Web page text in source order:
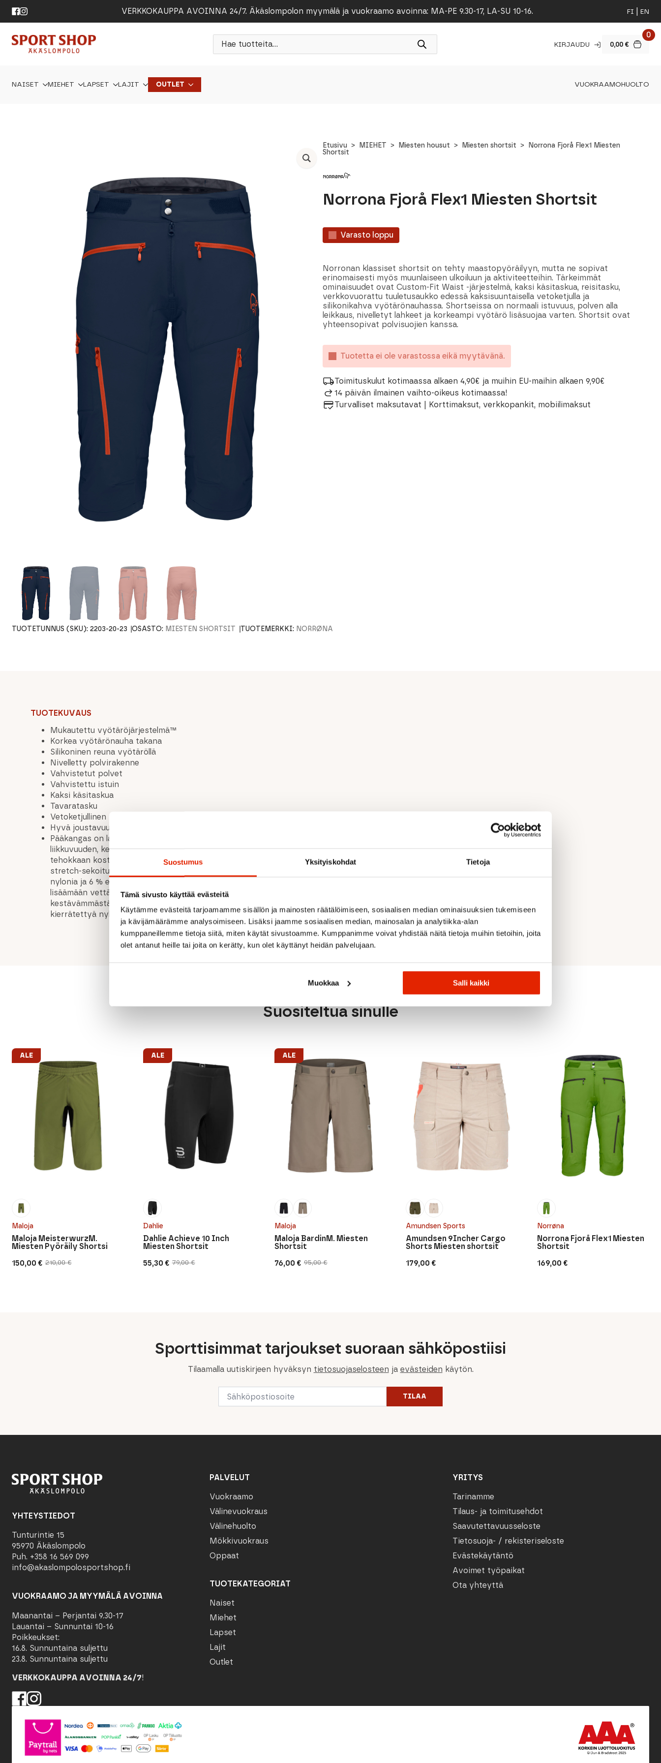
Suostumus Yksityiskohdat Tietoja
Tämä sivusto käyttää evästeitä
Käytämme evästeitä tarjoamamme sisällön ja mainosten räätälöimiseen, sosiaalisen median ominaisuuksien tukemiseen
ja kävijämäärämme analysoimiseen. Lisäksi jaamme sosiaalisen median, mainosalan ja analytiikka-alan
kumppaneillemme tietoja siitä, miten käytät sivustoamme. Kumppanimme voivat yhdistää näitä tietoja muihin tietoihin, joita
olet antanut heille tai joita on kerätty, kun olet käyttänyt heidän palvelujaan.
Muokkaa Salli kaikki
VERKKOKAUPPA AVOINNA 24/7. Äkäslompolon myymälä ja vuokraamo avoinna: MA-PE 9.30-17, LA-SU 10-16. FI EN
Products
search
KIRJAUDU 0,00 €
0
NAISET MIEHET LAPSET LAJIT OUTLET VUOKRAAMOHUOLTO
Etusivu MIEHET Miesten housut Miesten shortsit
Norrona Fjorå Flex1 Miesten
Shortsit
Norrona Fjorå Flex1 Miesten Shortsit
Varasto loppu
Norronan klassiset shortsit on tehty maastopyöräilyyn, mutta ne sopivat
erinomaisesti myös muunlaiseen ulkoiluun ja aktiviteetteihin. Tärkeimmät
ominaisuudet ovat Custom-Fit Waist -järjestelmä, kaksi käsitaskua, reisitasku,
verkkovuorattu tuuletusaukko edessä kaksisuuntaisella vetoketjulla ja
silikonikahva vyötärönauhassa. Shortseissa on normaali istuvuus, polven alla
leikkaus, nivelletyt lahkeet ja korkeampi vyötärö lisäsuojaa varten. Shortsit ovat
yhteensopivat polvisuojien kanssa.
Tuotetta ei ole varastossa eikä myytävänä.
Toimituskulut kotimaassa alkaen 4,90€ ja muihin EU-maihin alkaen 9,90€
14 päivän ilmainen vaihto-oikeus kotimaassa!
Turvalliset maksutavat | Korttimaksut, verkkopankit, mobiilimaksut
TUOTETUNNUS (SKU): 2203-20-23 OSASTO: MIESTEN SHORTSIT TUOTEMERKKI: NORRØNA
TUOTEKUVAUS
Mukautettu vyötäröjärjestelmä™
Korkea vyötärönauha takana
Silikoninen reuna vyötäröllä
Nivelletty polvirakenne
Vahvistetut polvet
Vahvistettu istuin
Kaksi käsitaskua
Tavaratasku
Vetoketjullinen tuuletus verkkokankaalla
Hyvä joustavuus
Pääkangas on laadukas flex1 softshell-kangas tarjoaa erinomaisen
liikkuvuuden, kestävyyden, tuulenpitävyyden, hyvän hengittävyyden ja
tehokkaan kosteuden siirron. Pääkangas on 145g/m2 sileäkudos 90x150D
stretch-sekoitus, joka koostuu 62 % kierrätetystä nailonista, 32 %
nylonia ja 6 % elastaania. Shortsit on käsitelty PFC-vapaalla DWR:llä
lisäämään vettä hylkivästi. Polvet, reidet ja istuin on valmistettu
kestävämmästä 205g/m2 90x150D kangassekoituksesta (69%
kierrätettyä nylonia, 19% nylonia, 6% elastaania).
Suositeltua sinulle
Maloja
ALE
210,00€
Alkuperäinen
150,00 €
Nykyinen
Maloja MeisterwurzM.
Miesten Pyöräily Shortsi
Dahlie
ALE
79,00€
Alkuperäinen
55,30 €
Nykyinen
Dahlie Achieve 10 Inch
Miesten Shortsit
Maloja
ALE
95,00€
Alkuperäinen
76,00 €
Nykyinen
Maloja BardinM. Miesten
Shortsit
Amundsen Sports
179,00 €
Amundsen 9Incher Cargo
Shorts Miesten shortsit
Norrøna
169,00 €
Norrona Fjorå Flex1 Miesten
Shortsit
Sporttisimmat tarjoukset suoraan sähköpostiisi
Tilaamalla uutiskirjeen hyväksyn tietosuojaselosteen ja evästeiden käytön.
Email
TILAA
YHTEYSTIEDOT
Tunturintie 15
95970 Äkäslompolo
Puh. +358 16 569 099
info@akaslompolosportshop.fi
VUOKRAAMO JA MYYMÄLÄ AVOINNA
Maanantai – Perjantai 9.30-17
Lauantai – Sunnuntai 10-16
Poikkeukset:
16.8. Sunnuntaina suljettu
23.8. Sunnuntaina suljettu
VERKKOKAUPPA AVOINNA 24/7!
PALVELUT
Vuokraamo
Välinevuokraus
Välinehuolto
Mökkivuokraus
Oppaat
TUOTEKATEGORIAT
Naiset
Miehet
Lapset
Lajit
Outlet
YRITYS
Tarinamme
Tilaus- ja toimitusehdot
Saavutettavuusseloste
Tietosuoja- / rekisteriseloste
Evästekäytäntö
Avoimet työpaikat
Ota yhteyttä